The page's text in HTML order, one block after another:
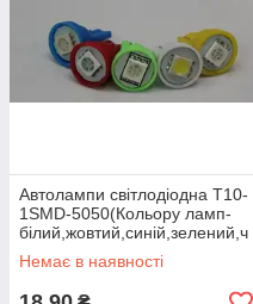
Автолампи світлодіодна T10-
1SMD-5050(Кольору ламп-
білий,жовтий,синій,зелений,ч
ервоний)
Немає в наявності